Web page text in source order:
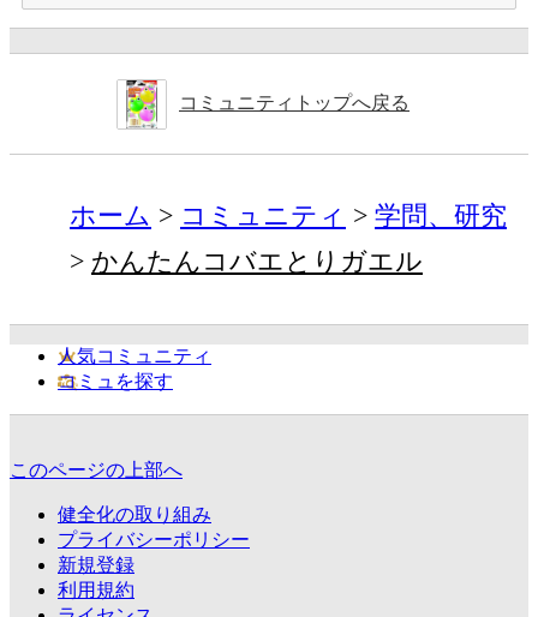
コミュニティトップへ戻る
ホーム コミュニティ
学問、研究
かんたんコバエとりガエル
人気コミュニティ
コミュを探す
このページの上部へ
健全化の取り組み
プライバシーポリシー
新規登録
利用規約